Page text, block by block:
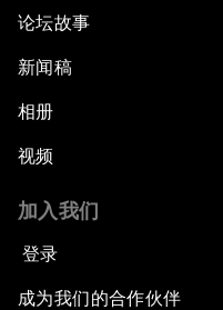
论坛故事
新闻稿
相册
视频
加入我们
登录
成为我们的合作伙伴